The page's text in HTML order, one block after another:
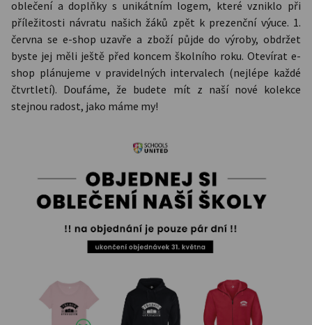
oblečení a doplňky s unikátním logem, které vzniklo při
příležitosti návratu našich žáků zpět k prezenční výuce. 1.
června se e-shop uzavře a zboží půjde do výroby, obdržet
byste jej měli ještě před koncem školního roku. Otevírat e-
shop plánujeme v pravidelných intervalech (nejlépe každé
čtvrtletí). Doufáme, že budete mít z naší nové kolekce
stejnou radost, jako máme my!